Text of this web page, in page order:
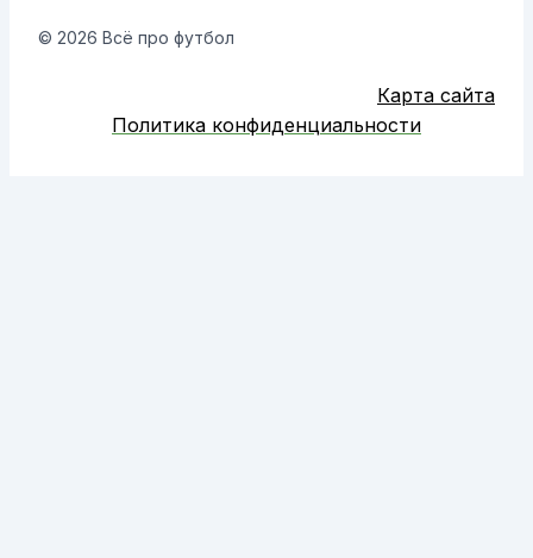
© 2026 Всё про футбол
Карта сайта
Политика конфиденциальности